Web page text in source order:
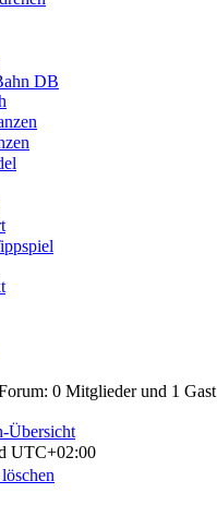
DB
0 Mitglieder und 1 Gast
Übersicht
UTC+02:00